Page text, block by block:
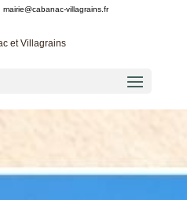
mairie@cabanac-villagrains.fr